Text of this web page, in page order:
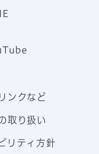
ンクなど
取り扱い
リティ方針